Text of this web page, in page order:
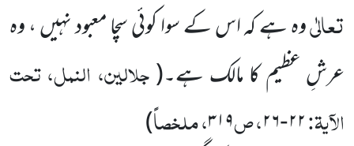
تعالٰیوہ ہے کہ اس کے سوا کوئی سچا معبودنہیں ، وہ
عرشِ عظیم کا مالک ہے۔(جلالین، النمل، تحت
الآیۃ:۲۲-۲۶، ص۳۱۹، ملخصاً)